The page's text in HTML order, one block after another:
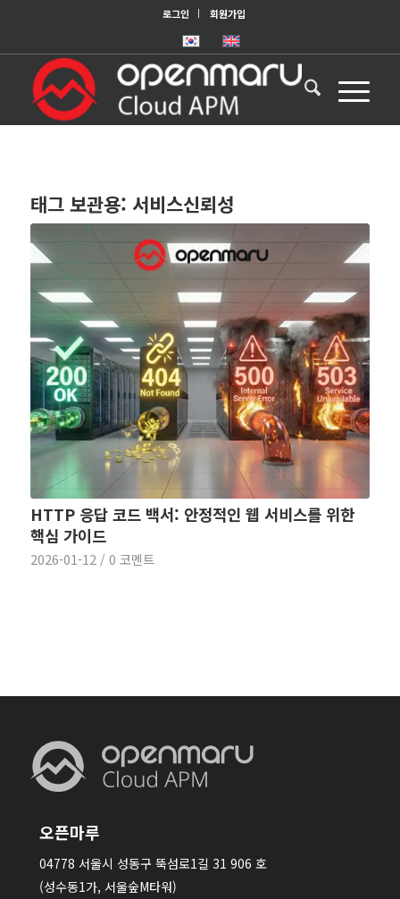
로그인 회원가입
태그 보관용: 서비스신뢰성
HTTP 응답 코드 백서: 안정적인 웹 서비스를 위한
핵심 가이드
2026-01-12 / 0 코멘트
오픈마루
04778 서울시 성동구 뚝섬로1길 31 906 호
(성수동1가, 서울숲M타워)